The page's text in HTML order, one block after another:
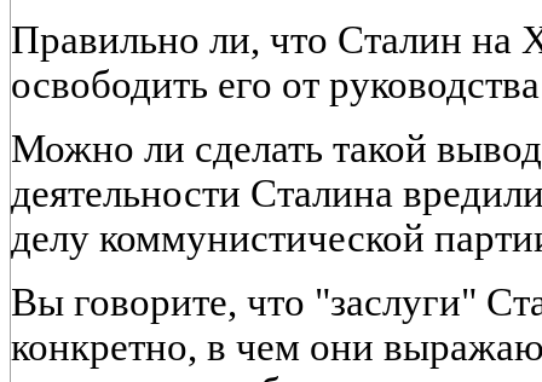
Правильно ли, что Сталин на
освободить его от
Можно ли сделать такой
деятельности Сталина
делу коммунистической
Вы говорите, что "заслуги"
конкретно, в чем они